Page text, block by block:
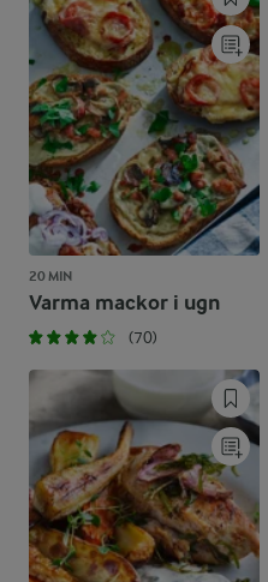
20 MIN
Varma mackor i ugn
(70)